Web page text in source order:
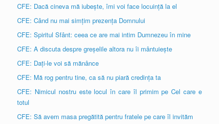
CFE: Dacă cineva mă iubește, îmi voi face locuință la el
CFE: Când nu mai simțim prezența Domnului
CFE: Spiritul Sfânt: ceea ce are mai intim Dumnezeu în mine
CFE: A discuta despre greșelile altora nu îi mântuiește
CFE: Dați-le voi să mănânce
CFE: Mă rog pentru tine, ca să nu piară credința ta
CFE: Nimicul nostru este locul în care îl primim pe Cel care e
totul
CFE: Să avem masa pregătită pentru fratele pe care îl invităm